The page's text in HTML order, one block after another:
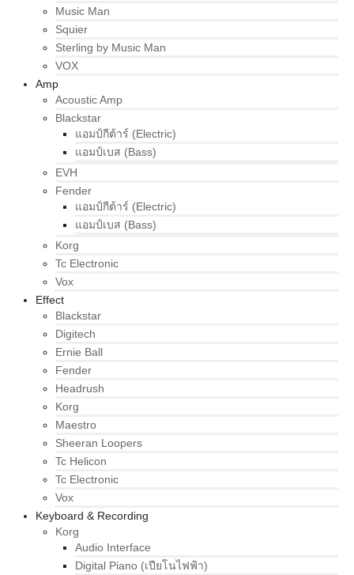
Music Man
Squier
Sterling by Music Man
VOX
Amp
Acoustic Amp
Blackstar
แอมป์กีต้าร์ (Electric)
แอมป์เบส (Bass)
EVH
Fender
แอมป์กีต้าร์ (Electric)
แอมป์เบส (Bass)
Korg
Tc Electronic
Vox
Effect
Blackstar
Digitech
Ernie Ball
Fender
Headrush
Korg
Maestro
Sheeran Loopers
Tc Helicon
Tc Electronic
Vox
Keyboard & Recording
Korg
Audio Interface
Digital Piano (เปียโนไฟฟ้า)